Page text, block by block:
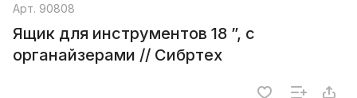
Арт. 90808
Ящик для инструментов 18 ”, с
органайзерами // Сибртех